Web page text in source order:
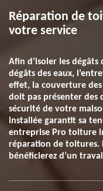
Réparation de
votre service
Afin d’isoler les
dégâts des eaux,
effet, la couverture
doit pas présenter des
sécurité de votre
installée garantit sa
entreprise Pro toiture
réparation de toitures.
bénéficierez d’un